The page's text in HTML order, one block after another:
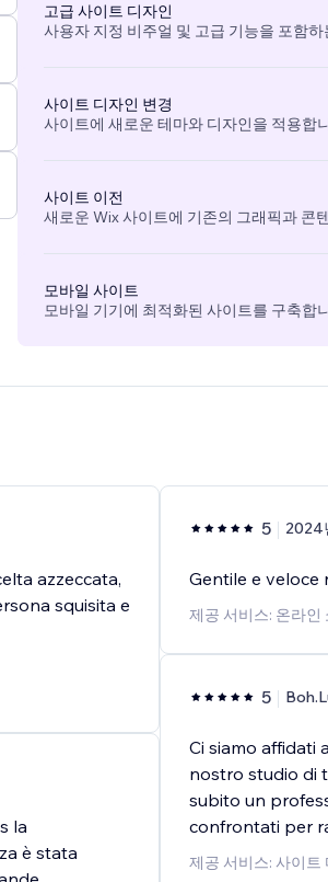
고급 사이트 디자인
사용자 지정 비주얼 및 고급 기능을 포함
사이트 디자인 변경
사이트에 새로운 테마와 디자인을 적용합
사이트 이전
새로운 Wix 사이트에 기존의 그래픽과 콘
모바일 사이트
모바일 기기에 최적화된 사이트를 구축합
azzeccata,
squisita e
la
è stata
5 2024
Gentile e veloce
제공 서비스: 온라인
5
Ci siamo affidati
nostro studio di
subito un
confrontati per
제공 서비스: 사이트